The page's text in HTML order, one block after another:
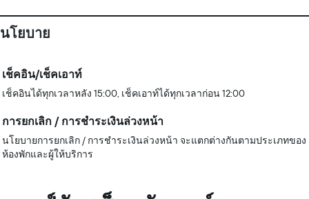
นโยบาย
เช็คอิน/เช็คเอาท์
เช็คอินได้ทุกเวลาหลัง 15:00, เช็คเอาท์ได้ทุกเวลาก่อน 12:00
การยกเลิก / การชำระเงินล่วงหน้า
นโยบายการยกเลิก / การชำระเงินล่วงหน้า จะแตกต่างกันตามประเภทของ
ห้องพักและผู้ให้บริการ